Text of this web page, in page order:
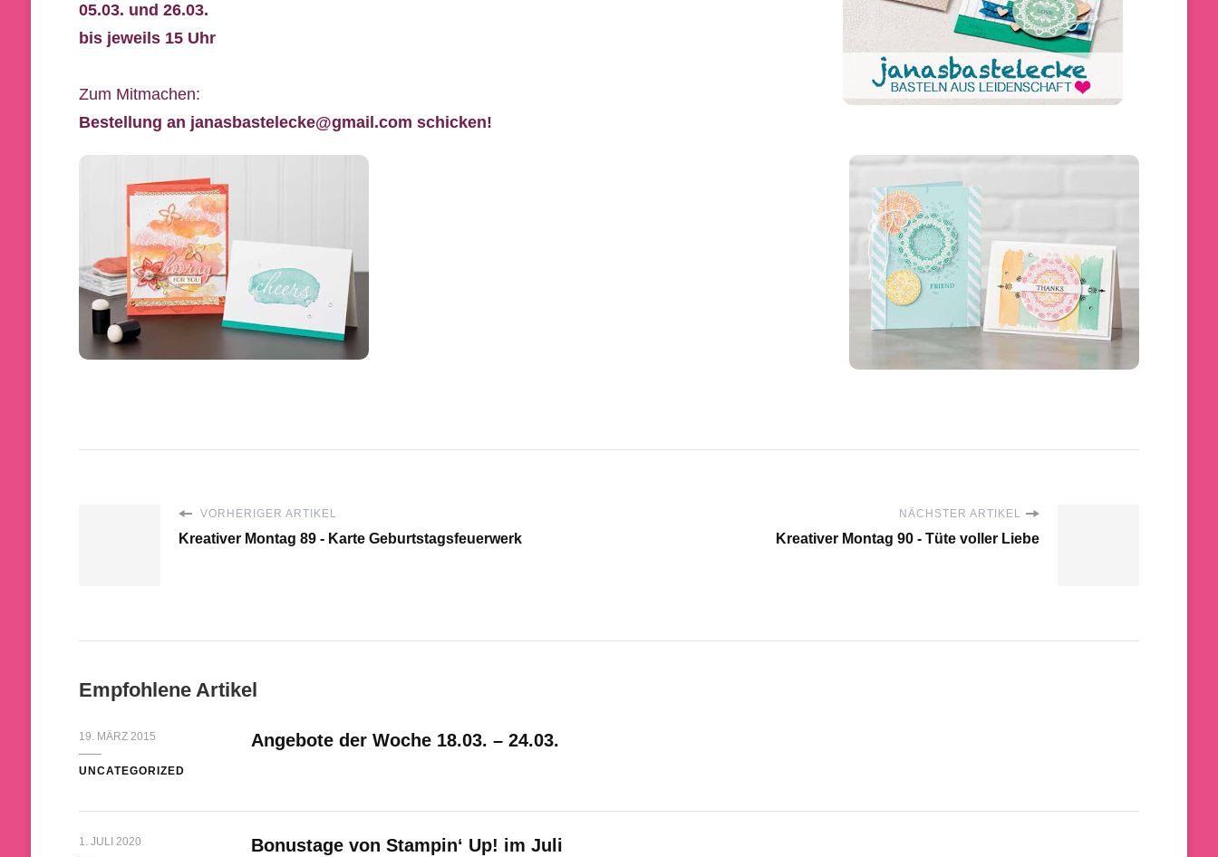
05.03. und 26.03.
bis jeweils 15 Uhr
Zum Mitmachen:
Bestellung an janasbastelecke@gmail.com schicken!
VORHERIGER ARTIKEL
Kreativer Montag 89 - Karte Geburtstagsfeuerwerk
NÄCHSTER ARTIKEL
Kreativer Montag 90 - Tüte voller Liebe
Empfohlene Artikel
19. MÄRZ 2015
UNCATEGORIZED
Angebote der Woche 18.03. – 24.03.
1. JULI 2020 Bonustage von Stampin‘ Up! im Juli